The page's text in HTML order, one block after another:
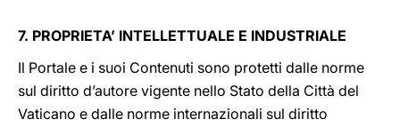
7. PROPRIETA’ INTELLETTUALE E INDUSTRIALE
Il Portale e i suoi Contenuti sono protetti dalle norme
sul diritto d’autore vigente nello Stato della Città del
Vaticano e dalle norme internazionali sul diritto